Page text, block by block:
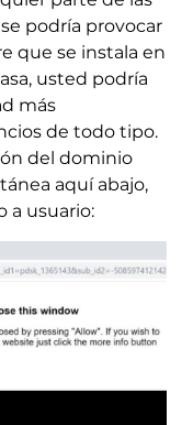
podría provocar
que se instala en
usted podría
más
de todo tipo.
del dominio
aquí abajo,
a usuario: